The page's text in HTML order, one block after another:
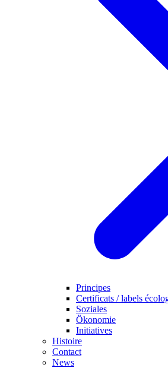
Principes
Certificats / labels
Soziales
Ökonomie
Initiatives
Histoire
Contact
News